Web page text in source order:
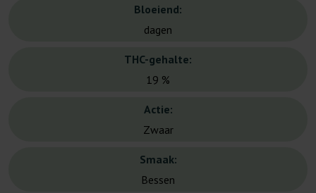
Bloeiend:
dagen
THC-gehalte:
19 %
Actie:
Zwaar
Smaak:
Bessen